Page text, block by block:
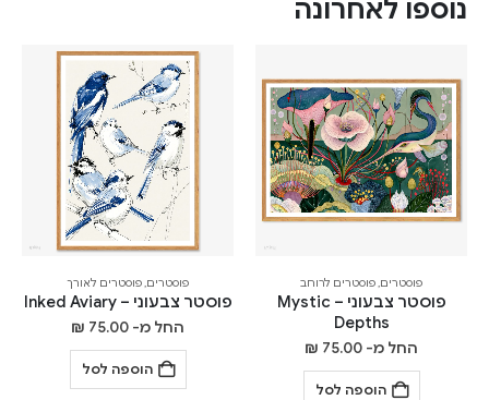
נוספו לאחרונה
פוסטרים,פוסטרים לרוחב
פוסטר צבעוני – Mystic
Depths
החל מ- ₪ 75.00
הוספה לסל
פוסטרים,פוסטרים לאורך
פוסטר צבעוני – Inked Aviary
החל מ- ₪ 75.00
הוספה לסל